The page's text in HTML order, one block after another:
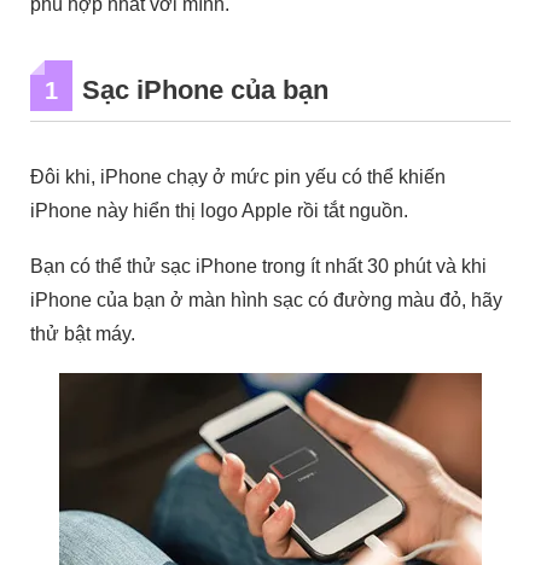
1 Sạc iPhone của bạn
Đôi khi, iPhone chạy ở mức pin yếu có thể khiến
iPhone này hiển thị logo Apple rồi tắt nguồn.
Bạn có thể thử sạc iPhone trong ít nhất 30 phút và khi
iPhone của bạn ở màn hình sạc có đường màu đỏ, hãy
thử bật máy.